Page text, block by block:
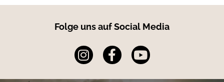
Folge uns auf Social Media